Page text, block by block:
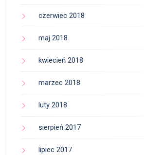
czerwiec 2018
maj 2018
kwiecień 2018
marzec 2018
luty 2018
sierpień 2017
lipiec 2017